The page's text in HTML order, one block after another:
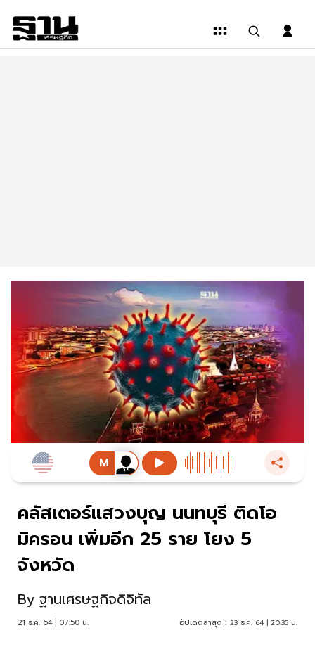
คลัสเตอร์แสวงบุญ นนทบุรี ติดโอ
มิครอน เพิ่มอีก 25 ราย โยง 5
จังหวัด
By ฐานเศรษฐกิจดิจิทัล
21 ธ.ค. 64 | 07:50 น. อัปเดตล่าสุด : 23 ธ.ค. 64 | 20:35 น.